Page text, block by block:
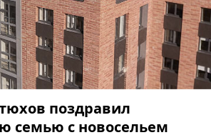
поздравил
семью с новосельем